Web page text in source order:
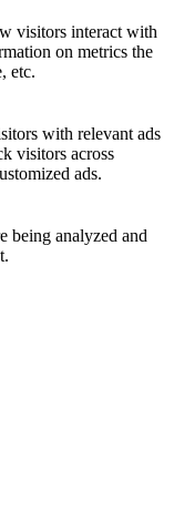
visitors interact with
on metrics the
etc.
with relevant ads
visitors across
ads.
being analyzed and